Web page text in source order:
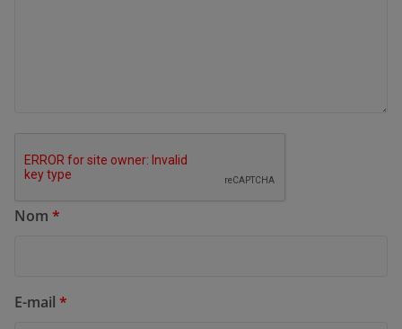
Nom *
E-mail *